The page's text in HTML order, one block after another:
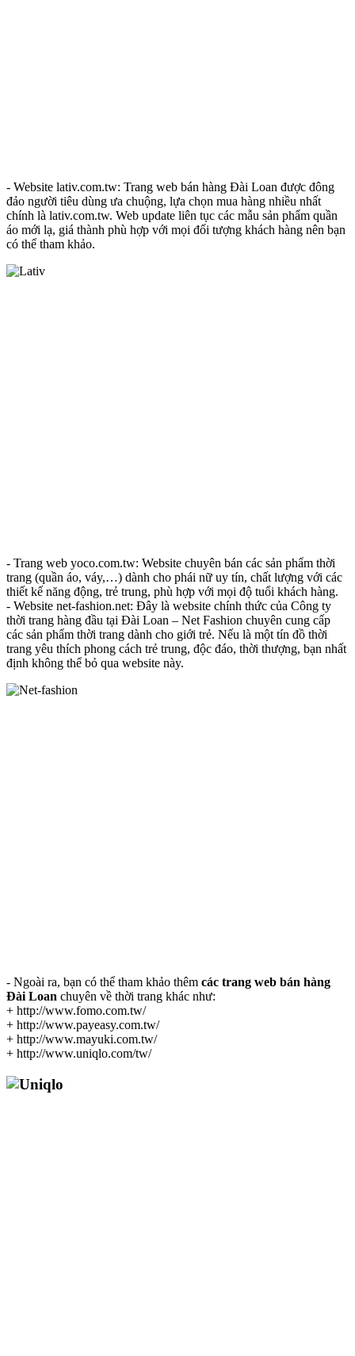
- Website lativ.com.tw: Trang web bán hàng Đài Loan được đông
đảo người tiêu dùng ưa chuộng, lựa chọn mua hàng nhiều nhất
chính là lativ.com.tw. Web update liên tục các mẫu sản phẩm quần
áo mới lạ, giá thành phù hợp với mọi đối tượng khách hàng nên bạn
có thể tham khảo.
- Trang web yoco.com.tw: Website chuyên bán các sản phẩm thời
trang (quần áo, váy,…) dành cho phái nữ uy tín, chất lượng với các
thiết kế năng động, trẻ trung, phù hợp với mọi độ tuổi khách hàng.
- Website net-fashion.net: Đây là website chính thức của Công ty
thời trang hàng đầu tại Đài Loan – Net Fashion chuyên cung cấp
các sản phẩm thời trang dành cho giới trẻ. Nếu là một tín đồ thời
trang yêu thích phong cách trẻ trung, độc đáo, thời thượng, bạn nhất
định không thể bỏ qua website này.
- Ngoài ra, bạn có thể tham khảo thêm các trang web bán hàng
Đài Loan chuyên về thời trang khác như:
+ http://www.fomo.com.tw/
+ http://www.payeasy.com.tw/
+ http://www.mayuki.com.tw/
+ http://www.uniqlo.com/tw/